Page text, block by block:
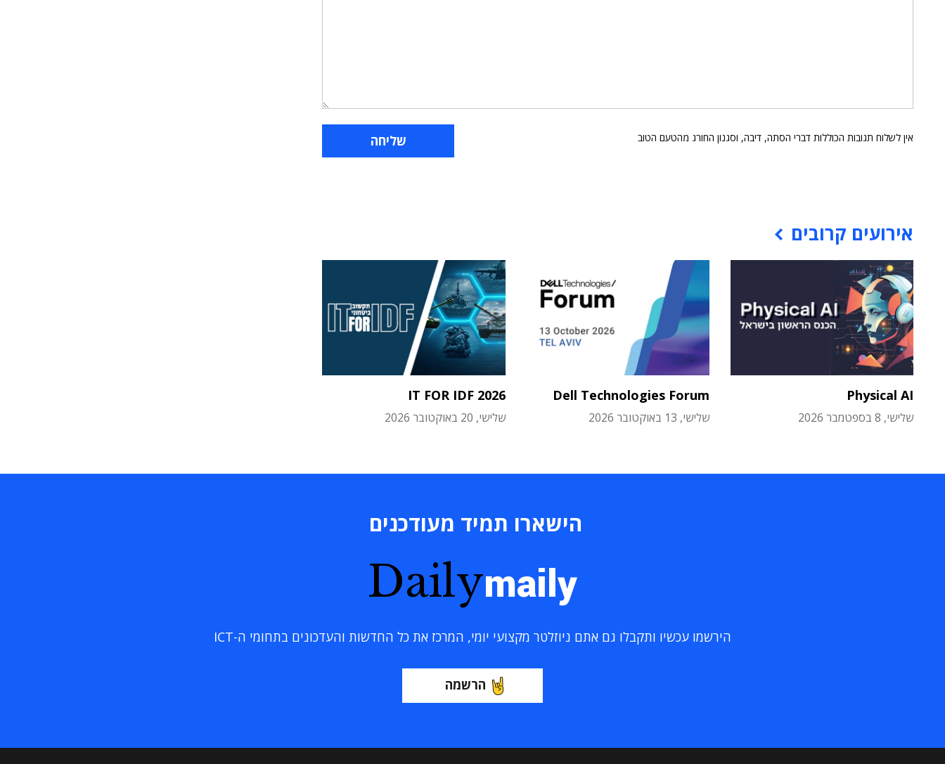
אין לשלוח תגובות הכוללות דברי הסתה, דיבה, וסגנון החורג מהטעם הטוב
אירועים קרובים
Physical AI
שלישי, 8 בספטמבר 2026
Dell Technologies Forum
שלישי, 13 באוקטובר 2026
IT FOR IDF 2026
שלישי, 20 באוקטובר 2026
הישארו תמיד מעודכנים
Dailymaily
הירשמו עכשיו ותקבלו גם אתם ניוזלטר מקצועי יומי, המרכז את כל החדשות והעדכונים בתחומי ה-ICT
הרשמה